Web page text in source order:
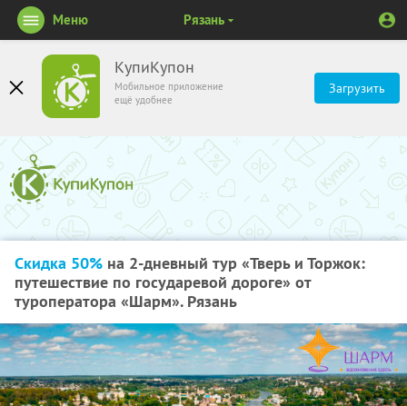
КупиКупон
Мобильное приложение
ещё удобнее
Загрузить
Меню Рязань
Скидка 50% на 2-дневный тур «Тверь и Торжок:
путешествие по государевой дороге» от
туроператора «Шарм». Рязань